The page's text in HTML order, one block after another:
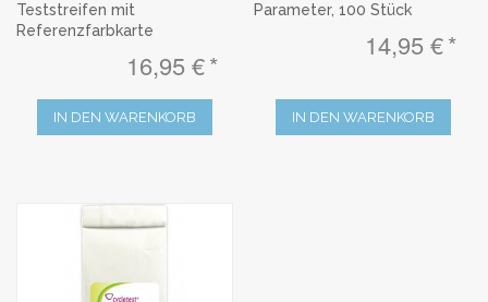
Teststreifen mit
Referenzfarbkarte
16,95 €
IN DEN WARENKORB
Parameter, 100 Stück
14,95 €
IN DEN WARENKORB